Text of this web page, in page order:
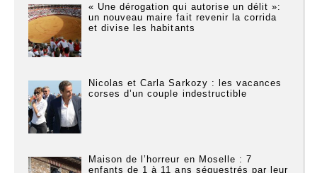
« Une dérogation qui autorise un délit »:
un nouveau maire fait revenir la corrida
et divise les habitants
Nicolas et Carla Sarkozy : les vacances
corses d’un couple indestructible
Maison de l’horreur en Moselle : 7
enfants de 1 à 11 ans séquestrés par leur